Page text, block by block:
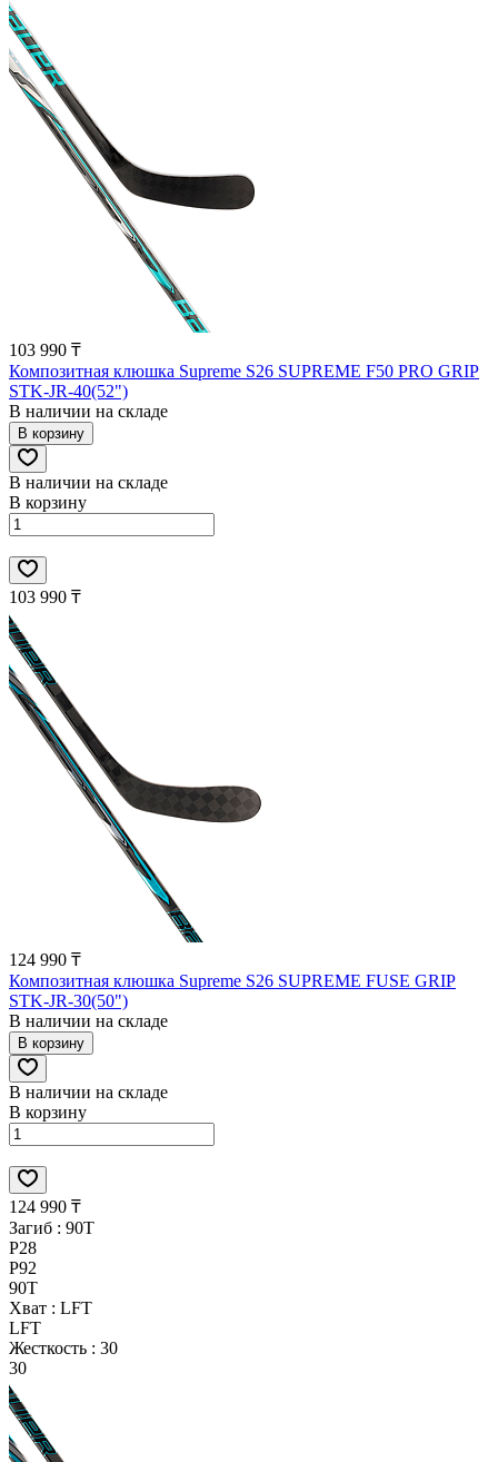
103 990 ₸
Композитная клюшка Supreme S26 SUPREME F50 PRO GRIP
STK-JR-40(52")
В наличии на складе
В корзину
В наличии на складе
В корзину
103 990 ₸
124 990 ₸
Композитная клюшка Supreme S26 SUPREME FUSE GRIP
STK-JR-30(50")
В наличии на складе
В корзину
В наличии на складе
В корзину
124 990 ₸
Загиб : 90T
P28
P92
90T
Хват : LFT
LFT
Жесткость : 30
30